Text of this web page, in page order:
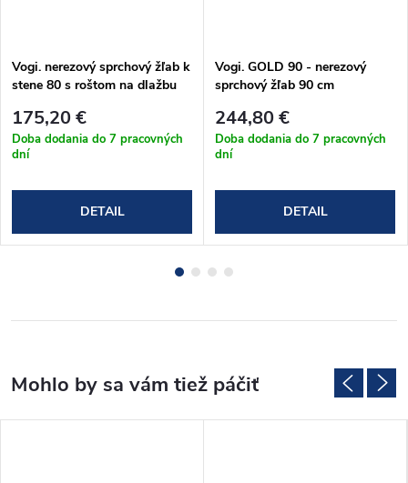
Vogi. nerezový sprchový žľab k
stene 80 s roštom na dlažbu
175,20 €
Doba dodania do 7 pracovných
dní
DETAIL
Vogi. GOLD 90 - nerezový
sprchový žľab 90 cm
244,80 €
Doba dodania do 7 pracovných
dní
DETAIL